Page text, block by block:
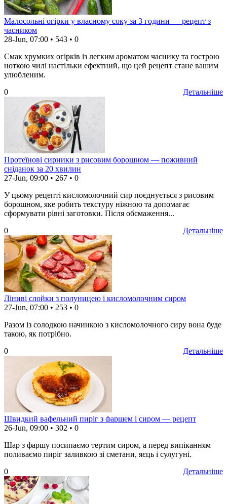
Малосольні огірки у власному соку за 3 години — рецепт з
часником
28-Jun, 07:00 • 543 • 0
Смак хрумких огірків із легким ароматом часнику та гострою
ноткою чилі настільки ефектний, що цей рецепт стане вашим
улюбленим.
Детальніше
0
Протеїнові сирники з рисовим борошном — поживний
сніданок за 20 хвилин
27-Jun, 09:00 • 267 • 0
У цьому рецепті кисломолочний сир поєднується з рисовим
борошном, яке робить текстуру ніжною та допомагає
сформувати рівні заготовки. Після обсмаження...
Детальніше
0
Ліниві слойки з полуницею і кисломолочним сиром
27-Jun, 07:00 • 253 • 0
Разом із солодкою начинкою з кисломолочного сиру вона буде
такою, як потрібно.
Детальніше
0
Швидкий вафельний пиріг з фаршем і сиром — рецепт
26-Jun, 09:00 • 302 • 0
Шар з фаршу посипаємо тертим сиром, а перед випіканням
поливаємо пиріг заливкою зі сметани, яєць і сулугуні.
Детальніше
0